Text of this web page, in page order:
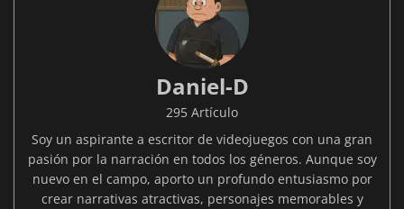
Daniel-D
295 Artículo
Soy un aspirante a escritor de videojuegos con una gran
pasión por la narración en todos los géneros. Aunque soy
nuevo en el campo, aporto un profundo entusiasmo por
crear narrativas atractivas, personajes memorables y